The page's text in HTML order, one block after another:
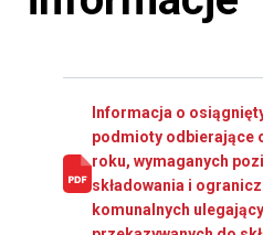
Informacja o
podmioty odbierające
roku, wymaganych
składowania i
komunalnych